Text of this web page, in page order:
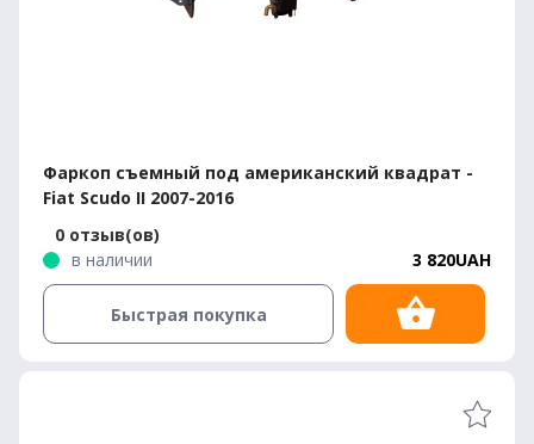
Фаркоп съемный под американский квадрат -
Fiat Scudo II 2007-2016
0 отзыв(ов)
в наличии
3 820UAH
Быстрая покупка